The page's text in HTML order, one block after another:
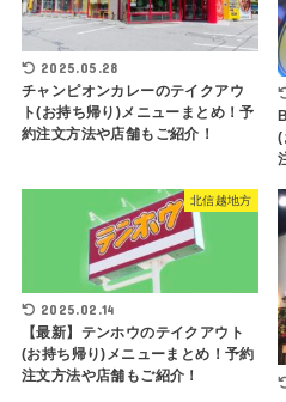
2025.05.28
チャンピオンカレーのテイクアウ
ト(お持ち帰り)メニューまとめ！予
約注文方法や店舗もご紹介！
(
北信越地方
2025.02.14
【最新】テンホウのテイクアウト
(お持ち帰り)メニューまとめ！予約
注文方法や店舗もご紹介！